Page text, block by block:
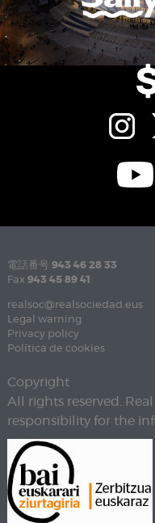
電話番号 943 46 28 33
Fax 943 45 89 41
realsoc@realsociedad.eus
Legal warning
Privacy policy
Política de cookies
Copyright
All rights reserved.
responsibility for the